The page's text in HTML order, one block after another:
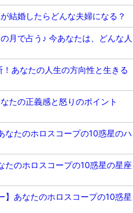
結婚したらどんな夫婦になる？
月で占う♪ 今あなたは、どんな人
！あなたの人生の方向性と生きる
たの正義感と怒りのポイント
なたのホロスコープの10惑星のハ
たのホロスコープの10惑星の星座
】あなたのホロスコープの10惑星